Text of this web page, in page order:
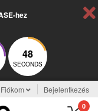
hez
48
SECONDS
Fiókom Bejelentkezés
0